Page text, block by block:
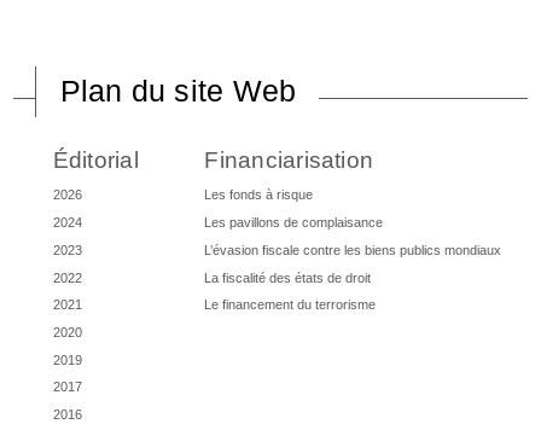
Plan du site Web
Éditorial
2026
2024
2023
2022
2021
2020
2019
2017
2016
Financiarisation
Les fonds à risque
Les pavillons de complaisance
L’évasion fiscale contre les biens publics mondiaux
La fiscalité des états de droit
Le financement du terrorisme